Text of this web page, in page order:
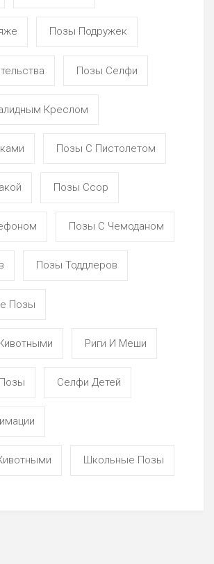
Позы Подружек
Позы Селфи
Креслом
Позы С Пистолетом
Позы Ссор
Позы С Чемоданом
Позы Тоддлеров
Позы
Риги И Меши
Селфи Детей
Школьные Позы